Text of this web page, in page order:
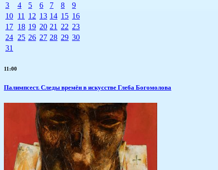
3
4 5 6 7 8
9
10 11 12 13 14 15 16
17 18 19 20 21 22 23
24 25 26 27 28 29 30
31
11:00
Палимпсест. Следы времён в искусстве Глеба Богомолова